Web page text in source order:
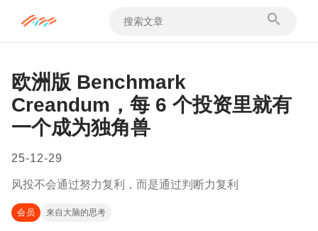
欧洲版 Benchmark
Creandum，每 6 个投资里就有
一个成为独角兽
25-12-29
风投不会通过努力复利，而是通过判断力复利
会员 来自大脑的思考